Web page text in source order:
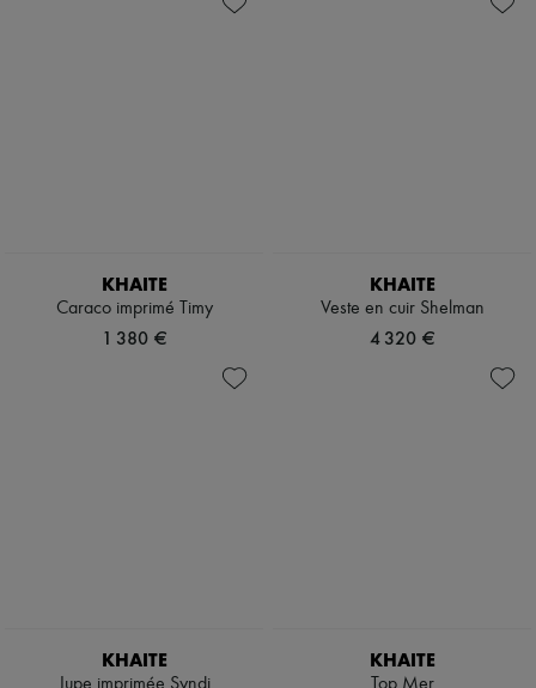
KHAITE
Caraco imprimé Timy
1 380 €
KHAITE
Veste en cuir Shelman
4 320 €
KHAITE KHAITE